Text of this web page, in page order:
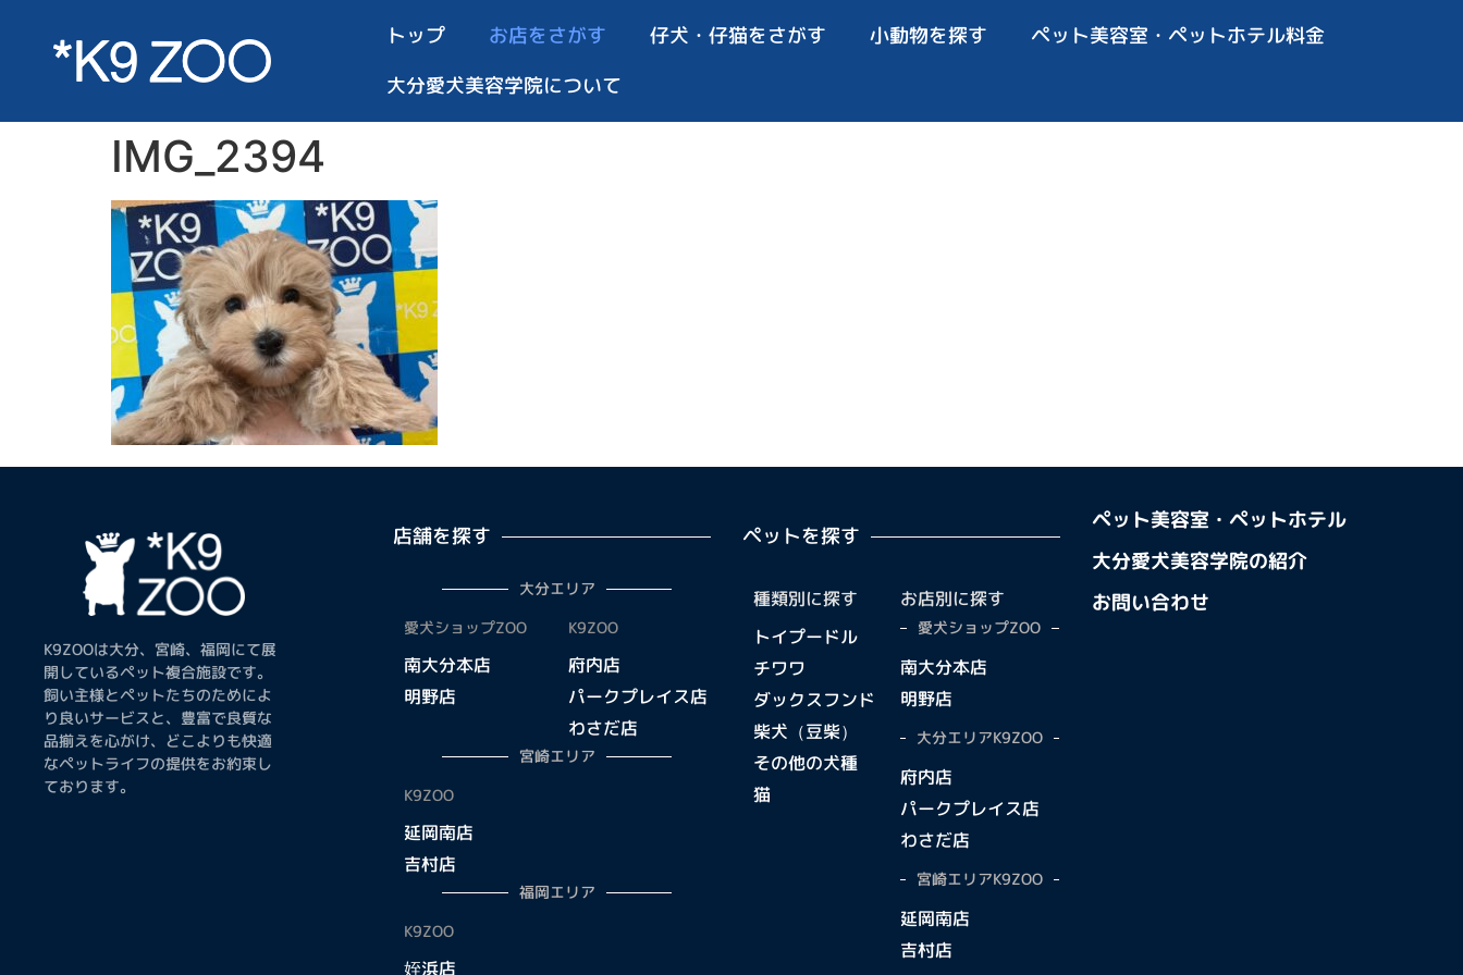
トップ お店をさがす 仔犬・仔猫をさがす 小動物を探す
ペット美容室・ペットホテル料金
大分愛犬美容学院について
IMG_2394
K9ZOOは大分、宮崎、福岡にて展
開しているペット複合施設です。
飼い主様とペットたちのためによ
り良いサービスと、豊富で良質な
品揃えを心がけ、どこよりも快適
なペットライフの提供をお約束し
ております。
店舗を探す
大分エリア
愛犬ショップZOO
南大分本店
明野店
K9ZOO
府内店
パークプレイス店
わさだ店
宮崎エリア
K9ZOO
延岡南店
吉村店
福岡エリア
K9ZOO
姪浜店
ペットを探す
種類別に探す
トイプードル
チワワ
ダックスフンド
柴犬（豆柴）
その他の犬種
猫
お店別に探す
愛犬ショップZOO
南大分本店
明野店
大分エリアK9ZOO
府内店
パークプレイス店
わさだ店
宮崎エリアK9ZOO
延岡南店
吉村店
ペット美容室・ペットホテル
大分愛犬美容学院の紹介
お問い合わせ